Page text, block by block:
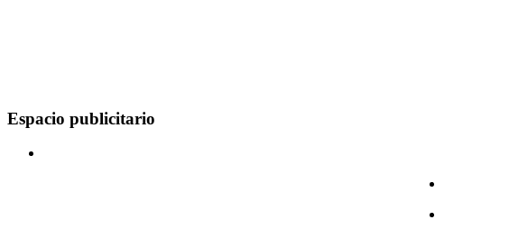
Espacio publicitario